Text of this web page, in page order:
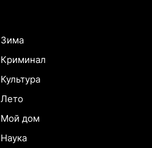
Зима
Криминал
Культура
Лето
Мой дом
Наука